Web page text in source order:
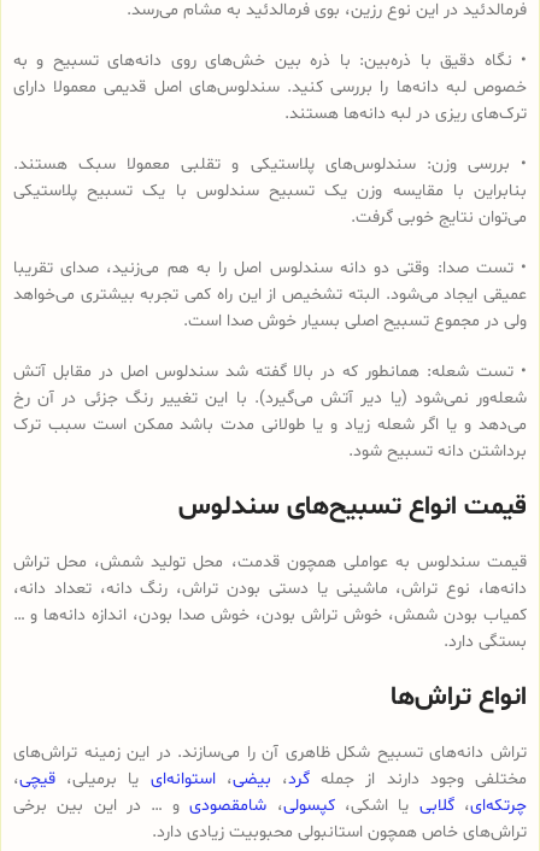
فرمالدئید در این نوع رزین، بوی فرمالدئید به مشام می‌رسد.
• نگاه دقیق با ذره‌بین: با ذره بین خش‌های روی دانه‌های تسبیح و به
خصوص لبه دانه‌ها را بررسی کنید. سندلوس‌های اصل قدیمی معمولا دارای
ترک‌های ریزی در لبه دانه‌ها هستند.
• بررسی وزن: سندلوس‌های پلاستیکی و تقلبی معمولا سبک هستند.
بنابراین با مقایسه وزن یک تسبیح سندلوس با یک تسبیح پلاستیکی
می‌توان نتایج خوبی گرفت.
• تست صدا: وقتی دو دانه سندلوس اصل را به هم می‌زنید، صدای تقریبا
عمیقی ایجاد می‌شود. البته تشخیص از این راه کمی تجربه بیشتری می‌خواهد
ولی در مجموع تسبیح اصلی بسیار خوش صدا است.
• تست شعله: همانطور که در بالا گفته شد سندلوس اصل در مقابل آتش
شعله‌ور نمی‌شود (یا دیر آتش می‌گیرد). با این تغییر رنگ جزئی در آن رخ
می‌دهد و یا اگر شعله زیاد و یا طولانی مدت باشد ممکن است سبب ترک
برداشتن دانه تسبیح شود.
قیمت انواع تسبیح‌های سندلوس
قیمت سندلوس به عواملی همچون قدمت، محل تولید شمش، محل تراش
دانه‌ها، نوع تراش، ماشینی یا دستی بودن تراش، رنگ دانه، تعداد دانه،
کمیاب بودن شمش، خوش تراش بودن، خوش صدا بودن، اندازه دانه‌ها و …
بستگی دارد.
انواع تراش‌ها
تراش دانه‌های تسبیح شکل ظاهری آن را می‌سازند. در این زمینه تراش‌های
مختلفی وجود دارند از جمله گرد، بیضی،استوانه‌ای یا برمیلی، قیچی،
چرتکه‌ای،گلابی یا اشکی،کپسولی، شامقصودیو … در این بین برخی
تراش‌های خاص همچون استانبولی محبوبیت زیادی دارد.